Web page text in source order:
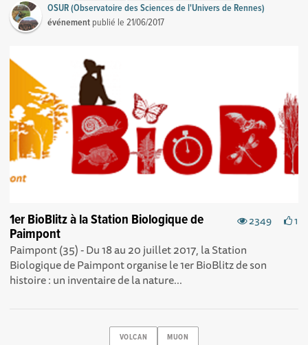
OSUR (Observatoire des Sciences de l'Univers de Rennes)
événement publié le21/06/2017
2349 1
1er BioBlitz à la Station Biologique de
Paimpont
Paimpont (35) - Du 18 au 20 juillet 2017, la Station
Biologique de Paimpont organise le 1er BioBlitz de son
histoire : un inventaire de la nature...
VOLCAN MUON